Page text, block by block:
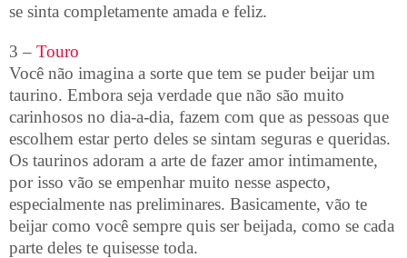
se sinta completamente amada e feliz.
3 – Touro
Você não imagina a sorte que tem se puder beijar um
taurino. Embora seja verdade que não são muito
carinhosos no dia-a-dia, fazem com que as pessoas que
escolhem estar perto deles se sintam seguras e queridas.
Os taurinos adoram a arte de fazer amor intimamente,
por isso vão se empenhar muito nesse aspecto,
especialmente nas preliminares. Basicamente, vão te
beijar como você sempre quis ser beijada, como se cada
parte deles te quisesse toda.